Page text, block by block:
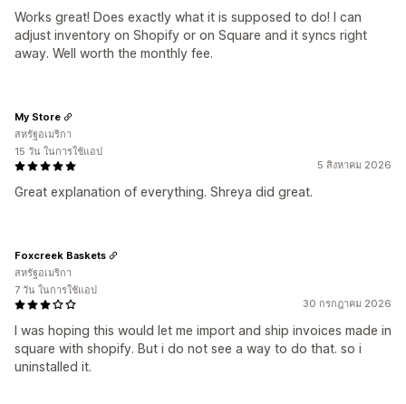
Works great! Does exactly what it is supposed to do! I can
adjust inventory on Shopify or on Square and it syncs right
away. Well worth the monthly fee.
5 สิงหาคม 2026
Great explanation of everything. Shreya did great.
My Store
สหรัฐอเมริกา
15 วัน ในการใช้แอป
30 กรกฎาคม 2026
I was hoping this would let me import and ship invoices made in
square with shopify. But i do not see a way to do that. so i
uninstalled it.
Foxcreek Baskets
สหรัฐอเมริกา
7 วัน ในการใช้แอป